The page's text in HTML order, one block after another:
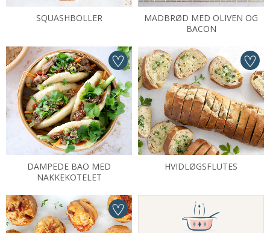
SQUASHBOLLER
MADBRØD MED OLIVEN OG
BACON
DAMPEDE BAO MED
NAKKEKOTELET
HVIDLØGSFLUTES